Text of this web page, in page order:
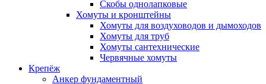
Скобы однолапковые
Хомуты и кронштейны
Хомуты для воздуховодов и дымоходов
Хомуты для труб
Хомуты сантехнические
Червячные хомуты
Крепёж
Анкер фундаментный